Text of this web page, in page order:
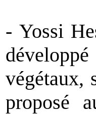
- Yossi
végétaux,
proposé